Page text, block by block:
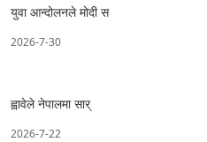
युवा आन्दोलनले मोदी स
2026-7-30
ह्वावेले नेपालमा सार्
2026-7-22